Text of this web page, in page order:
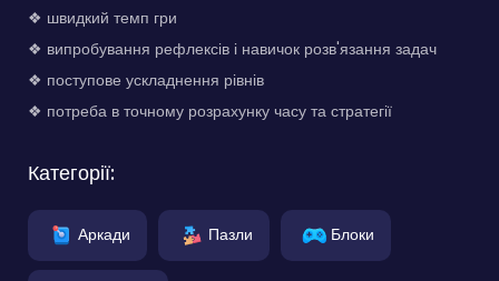
❖ швидкий темп гри
❖ випробування рефлексів і навичок розв'язання задач
❖ поступове ускладнення рівнів
❖ потреба в точному розрахунку часу та стратегії
Категорії:
Аркади Пазли Блоки